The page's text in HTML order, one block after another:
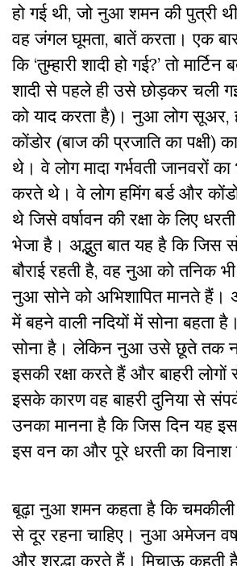
हो गई थी, जो नुआ शमन की पुत्री
वह जंगल घूमता, बातें करता। एक
कि ‘तुम्हारी शादी हो गई?’ तो
शादी से पहले ही उसे छोड़कर चली गई
को याद करता है)। नुआ लोग सूअर,
कोंडोर (बाज की प्रजाति का पक्षी)
थे। वे लोग मादा गर्भवती जानवरों का
करते थे। वे लोग हमिंग बर्ड और
थे जिसे वर्षावन की रक्षा के लिए
भेजा है। अद्भुत बात यह है कि जिस
बौराई रहती है, वह नुआ को तनिक भी
नुआ सोने को अभिशापित मानते हैं।
में बहने वाली नदियों में सोना बहता
सोना है। लेकिन नुआ उसे छूते तक
इसकी रक्षा करते हैं और बाहरी
इसके कारण वह बाहरी दुनिया से
उनका मानना है कि जिस दिन यह
इस वन का और पूरे धरती का विनाश
बूढ़ा नुआ शमन कहता है कि
से दूर रहना चाहिए। नुआ अमेजन
और श्रद्धा करते हैं। मिचाऊ कहती